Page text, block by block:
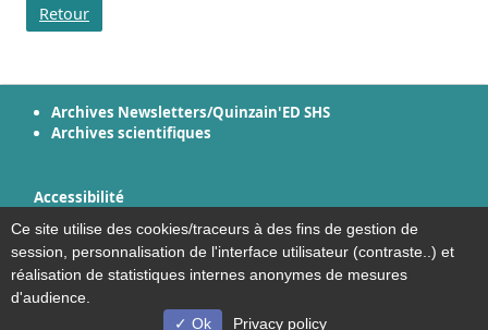
Retour
Archives Newsletters/Quinzain'ED SHS
Archives scientifiques
Accessibilité
Mentions légales
Plan et contact
Ce site utilise des cookies/traceurs à des fins de gestion de
session, personnalisation de l'interface utilisateur (contraste..) et
réalisation de statistiques internes anonymes de mesures
d'audience.
Ok
Privacy policy